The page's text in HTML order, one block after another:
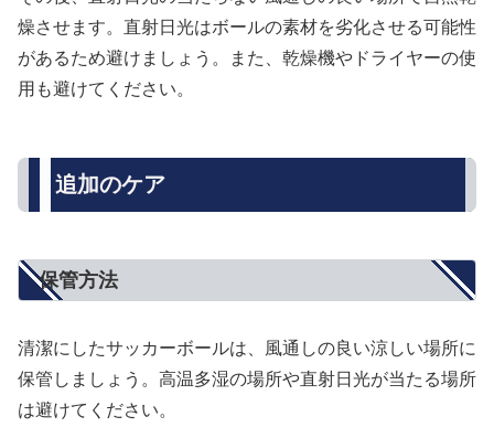
燥させます。直射日光はボールの素材を劣化させる可能性
があるため避けましょう。また、乾燥機やドライヤーの使
用も避けてください。
追加のケア
保管方法
清潔にしたサッカーボールは、風通しの良い涼しい場所に
保管しましょう。高温多湿の場所や直射日光が当たる場所
は避けてください。